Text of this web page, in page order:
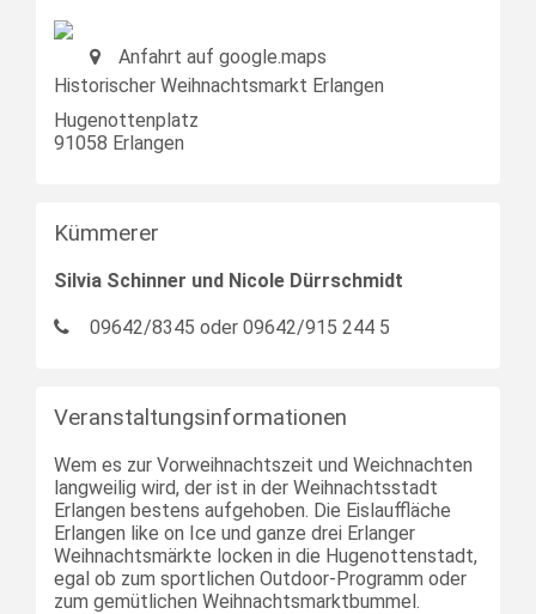
Anfahrt auf google.maps
Historischer Weihnachtsmarkt Erlangen
Hugenottenplatz
91058 Erlangen
Kümmerer
Silvia Schinner und Nicole Dürrschmidt
09642/8345 oder 09642/915 244 5
Veranstaltungsinformationen
Wem es zur Vorweihnachtszeit und Weichnachten
langweilig wird, der ist in der Weihnachtsstadt
Erlangen bestens aufgehoben. Die Eislauffläche
Erlangen like on Ice und ganze drei Erlanger
Weihnachtsmärkte locken in die Hugenottenstadt,
egal ob zum sportlichen Outdoor-Programm oder
zum gemütlichen Weihnachtsmarktbummel.